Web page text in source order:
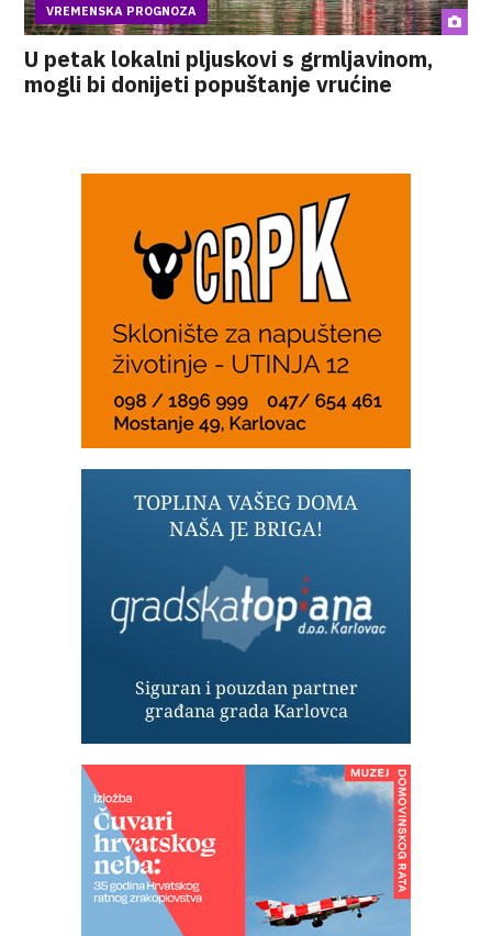
VREMENSKA PROGNOZA
U petak lokalni pljuskovi s grmljavinom,
mogli bi donijeti popuštanje vrućine